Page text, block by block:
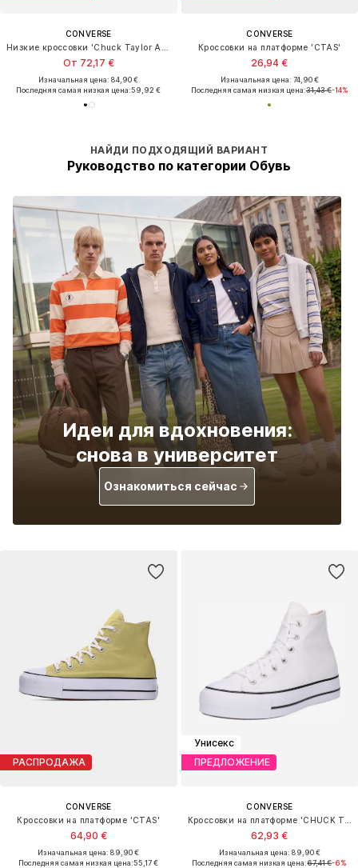
CONVERSE
От 72,17 €
Изначальная цена: 84,90 €
Последняя самая низкая цена:59,92 €
CONVERSE
Кроссовки на платформе 'CTAS'
26,94 €
Изначальная цена: 74,90 €
Последняя самая низкая цена:31,43 €-14%
РАСПРОДАЖА
CONVERSE
Кроссовки на платформе 'CTAS'
64,90 €
Изначальная цена: 89,90 €
Последняя самая низкая цена:55,17 €
Унисекс
ПРЕДЛОЖЕНИЕ
CONVERSE
62,93 €
Изначальная цена: 89,90 €
Последняя самая низкая цена:67,41 €-6%
НАЙДИ ПОДХОДЯЩИЙ ВАРИАНТ
Руководство по категории Обувь
Идеи для вдохновения:
снова в университет
Ознакомиться сейчас